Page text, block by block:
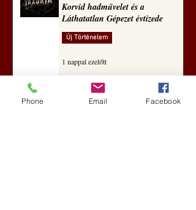
Korvid hadművelet és a
Láthatatlan Gépezet évtizede
Új Történelem
1 nappal ezelőtt
Darai Lajos: Naplóbölcsességeim
Phone Email Facebook